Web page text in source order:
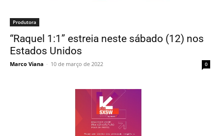
Produtora
“Raquel 1:1” estreia neste sábado (12) nos
Estados Unidos
Marco Viana - 10 de março de 2022 0